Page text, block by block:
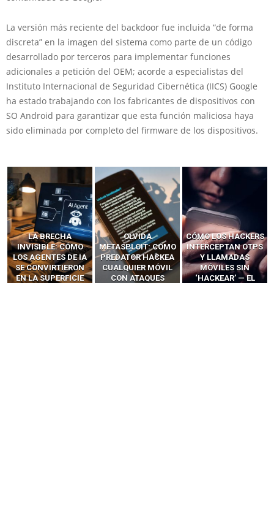
La versión más reciente del backdoor fue incluida “de forma
discreta” en la imagen del sistema como parte de un código
desarrollado por terceros para implementar funciones
adicionales a petición del OEM; acorde a especialistas del
Instituto Internacional de Seguridad Cibernética (IICS) Google
ha estado trabajando con los fabricantes de dispositivos con
SO Android para garantizar que esta función maliciosa haya
sido eliminada por completo del firmware de los dispositivos.
LA BRECHA
INVISIBLE: CÓMO
LOS AGENTES DE IA
SE CONVIRTIERON
EN LA SUPERFICIE
OLVIDA
METASPLOIT: CÓMO
PREDATOR HACKEA
CUALQUIER MÓVIL
CON ATAQUES
CÓMO LOS HACKERS
INTERCEPTAN OTPS
Y LLAMADAS
MÓVILES SIN
‘HACKEAR’ — EL